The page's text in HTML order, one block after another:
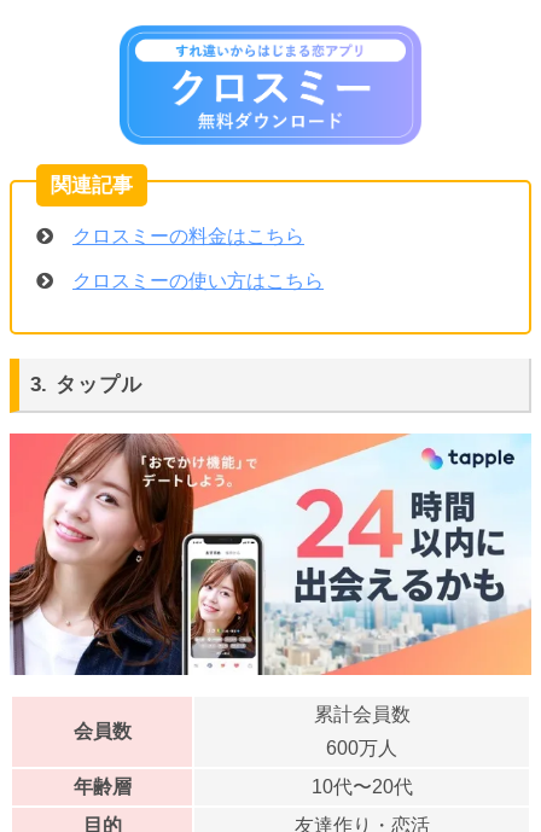
クロスミーの料金はこちら
クロスミーの使い方はこちら
3. タップル
会員数
累計会員数
600万人
年齢層
10代〜20代
目的
友達作り・恋活